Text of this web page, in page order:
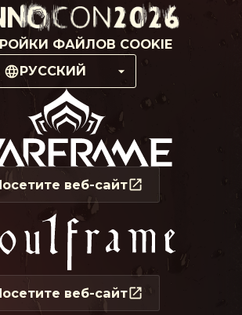
ФАЙЛОВ COOKIE
РУССКИЙ
веб-сайт
веб-сайт